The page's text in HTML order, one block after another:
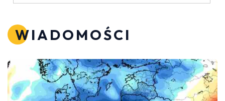
WIADOMOŚCI